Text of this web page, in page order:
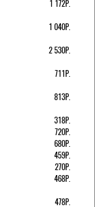
1 172Р.
1 040Р.
2 530Р.
711Р.
813Р.
318Р.
720Р.
680Р.
459Р.
270Р.
468Р.
478Р.